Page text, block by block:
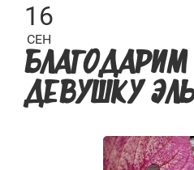
16
СЕН
ДЕВУШКУ